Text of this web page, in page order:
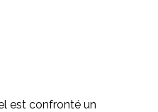
est confronté un